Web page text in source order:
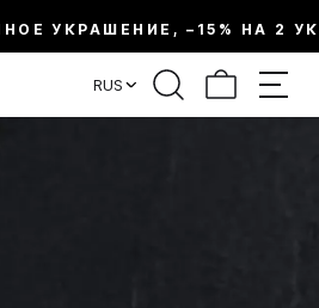
УКРАШЕНИЕ, –15% НА 2
RUS